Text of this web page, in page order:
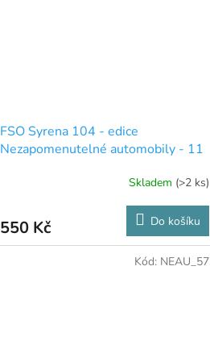
FSO Syrena 104 - edice
Nezapomenutelné automobily - 11
Skladem (>2 ks)
550 Kč Do košíku
Kód: NEAU_57